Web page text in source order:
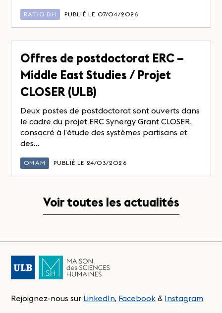
RATIO DH PUBLIÉ LE 07/04/2026
Offres de postdoctorat ERC –
Middle East Studies / Projet
CLOSER (ULB)
Deux postes de postdoctorat sont ouverts dans
le cadre du projet ERC Synergy Grant CLOSER,
consacré à l’étude des systèmes partisans et
des...
OMAM PUBLIÉ LE 24/03/2026
Voir toutes les actualités
Rejoignez-nous sur LinkedIn, Facebook & Instagram